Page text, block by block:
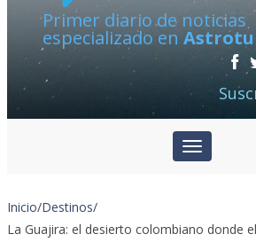
Primer diario de noticias
especializado en
Inicio/Destinos/
La Guajira: el desierto colombiano donde